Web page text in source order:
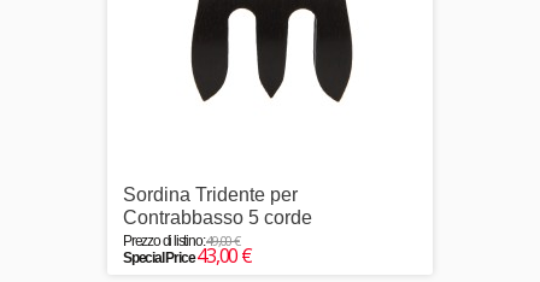
Sordina Tridente per
Contrabbasso 5 corde
Prezzo di listino:49,00 €
Special Price43,00 €